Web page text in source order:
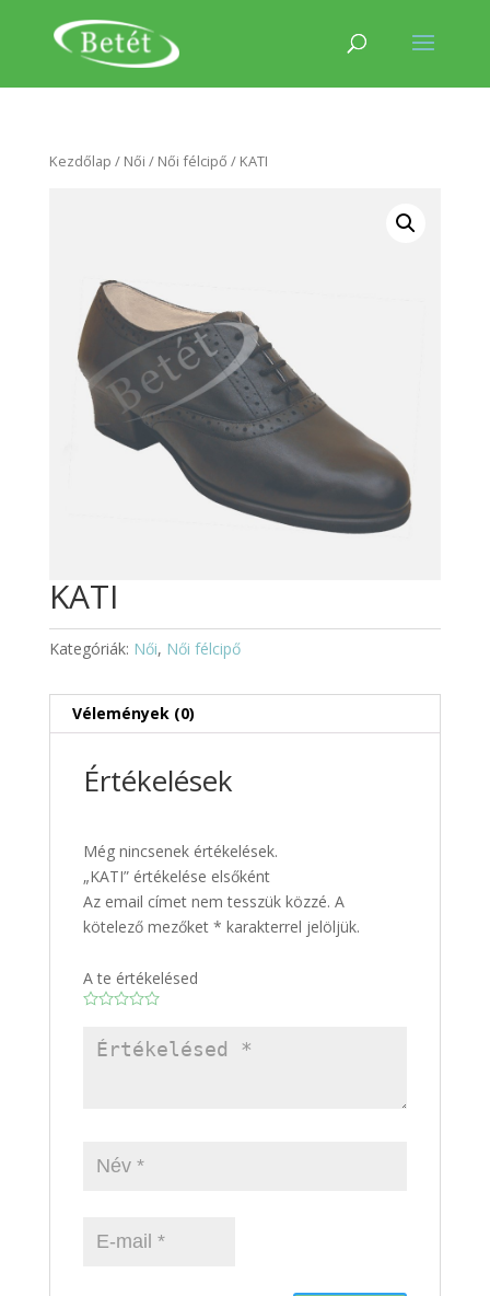
Kezdőlap / Női / Női félcipő / KATI
KATI
Kategóriák: Női, Női félcipő
Vélemények (0)
Értékelések
Még nincsenek értékelések.
„KATI” értékelése elsőként
Az email címet nem tesszük közzé. A
kötelező mezőket * karakterrel jelöljük.
A te értékelésed